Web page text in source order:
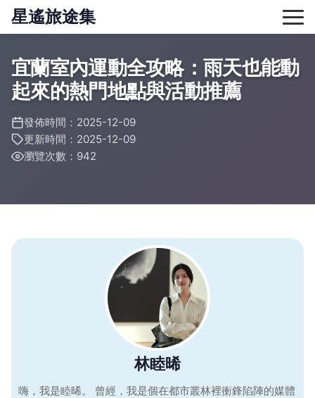
星遙旅途集
宜蘭室內運動全攻略：雨天也能動
起來的熱門地點與活動推薦
發佈時間：2025-12-09
更新時間：2025-12-09
瀏覽次數：942
林睦晞
嗨，我是睦晞。 曾經，我是個在都市叢林裡衝鋒陷陣的媒體